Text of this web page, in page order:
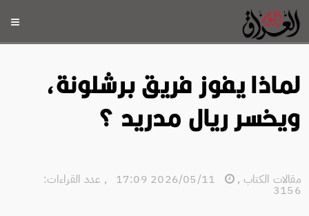
لماذا يفوز فريق برشلونة،
ويخسر ريال مدريد ؟
مقالات الكتاب ,
, عدد القراءات:
3156